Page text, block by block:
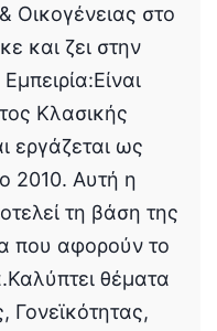
Οικογένειας στο
και ζει στην
Κλασικής
εργάζεται ως
2010. Αυτή η
τη βάση της
που αφορούν το
θέματα
Γονεϊκότητας,